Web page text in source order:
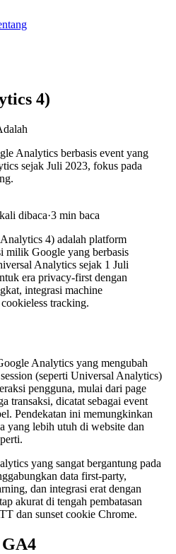
4)
Analytics berbasis event yang
sejak Juli 2023, fokus pada
kali dibaca·3 min baca
4) adalah platform
milik Google yang berbasis
Analytics sejak 1 Juli
era privacy-first dengan
integrasi machine
tracking.
Analytics yang mengubah
(seperti Universal Analytics)
pengguna, mulai dari page
transaksi, dicatat sebagai event
Pendekatan ini memungkinkan
yang lebih utuh di website dan
yang sangat bergantung pada
data first-party,
dan integrasi erat dengan
akurat di tengah pembatasan
dan sunset cookie Chrome.